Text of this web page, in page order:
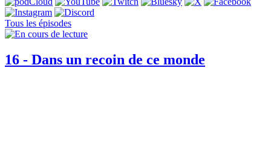
Tous les épisodes
16 - Dans un recoin de ce monde